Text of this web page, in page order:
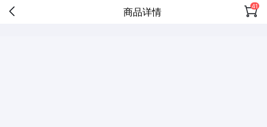
商品详情 41